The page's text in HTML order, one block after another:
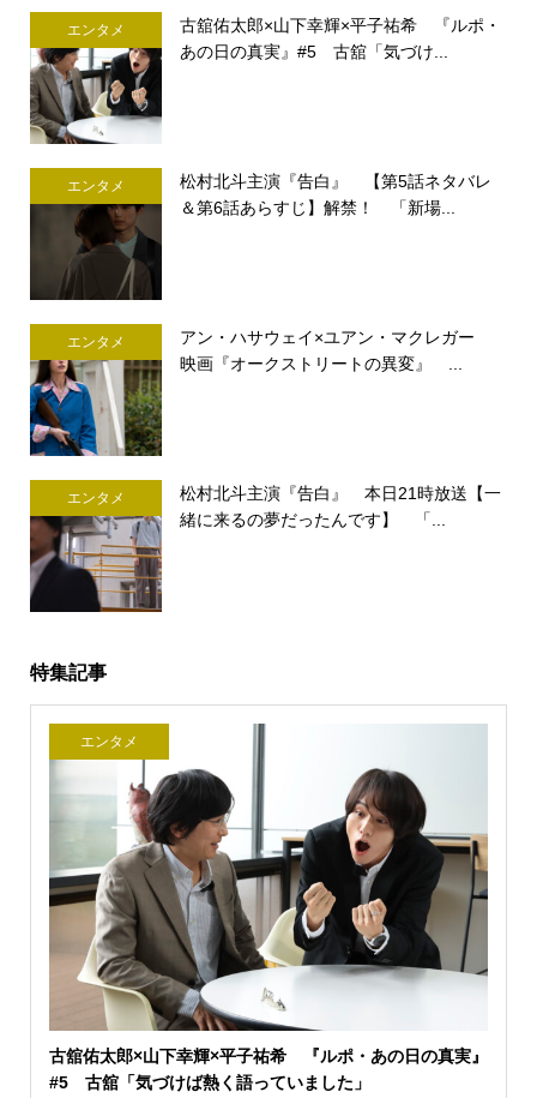
エンタメ
古舘佑太郎×山下幸輝×平子祐希 『ルポ・
あの日の真実』#5 古舘「気づけ...
エンタメ
松村北斗主演『告白』 【第5話ネタバレ
＆第6話あらすじ】解禁！ 「新場...
エンタメ
アン・ハサウェイ×ユアン・マクレガー
映画『オークストリートの異変』 ...
エンタメ
松村北斗主演『告白』 本日21時放送【一
緒に来るの夢だったんです】 「...
特集記事
エンタメ
古舘佑太郎×山下幸輝×平子祐希 『ルポ・あの日の真実』
#5 古舘「気づけば熱く語っていました」